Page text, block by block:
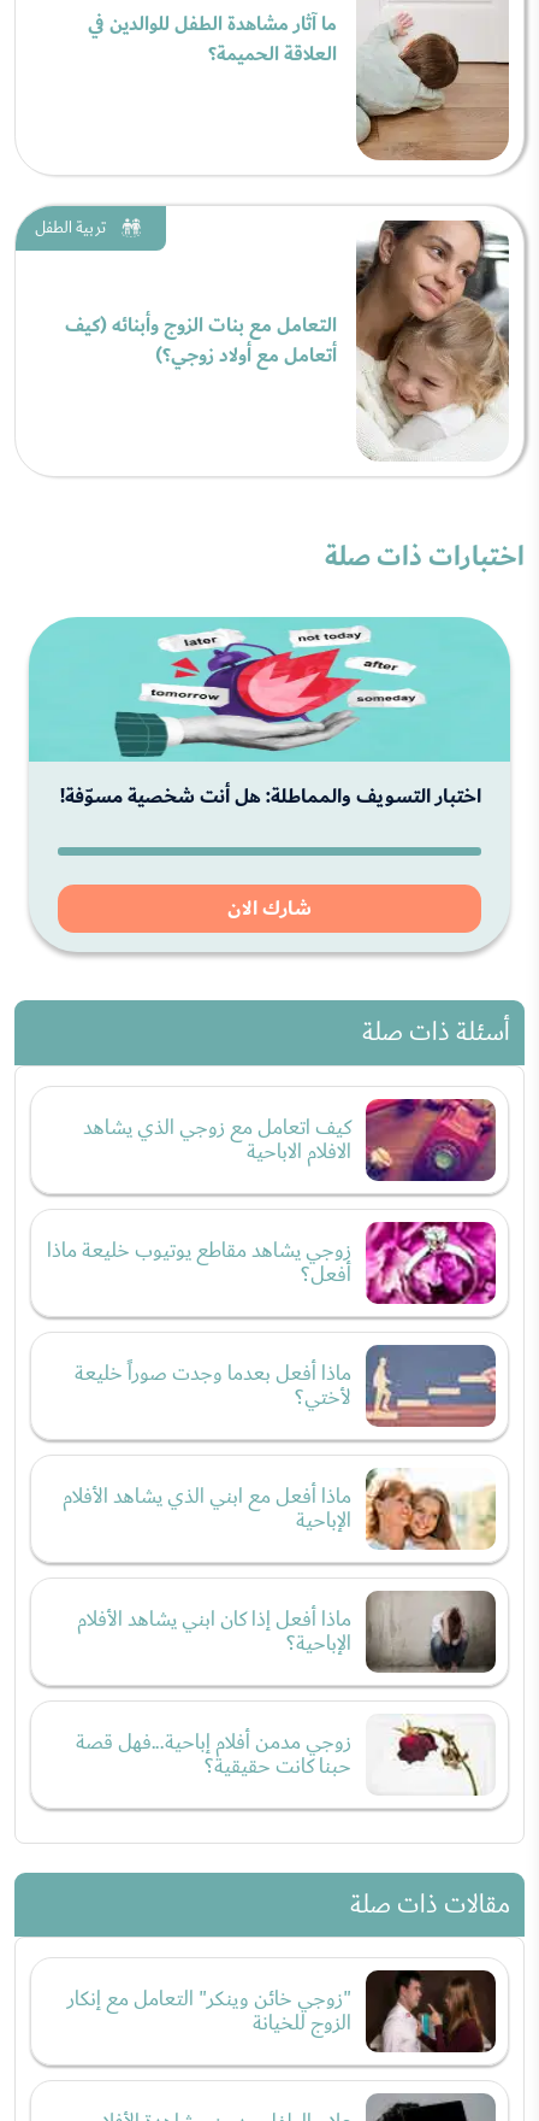
ما آثار مشاهدة الطفل للوالدين في
العلاقة الحميمة؟
تربية الطفل
التعامل مع بنات الزوج وأبنائه (كيف
أتعامل مع أولاد زوجي؟)
اختبارات ذات صلة
اختبار التسويف والمماطلة: هل أنت شخصية مسوّفة!
شارك الان
أسئلة ذات صلة
كيف اتعامل مع زوجي الذي يشاهد
الافلام الاباحية
زوجي يشاهد مقاطع يوتيوب خليعة ماذا
أفعل؟
ماذا أفعل بعدما وجدت صوراً خليعة
لأختي؟
ماذا أفعل مع ابني الذي يشاهد الأفلام
الإباحية
ماذا أفعل إذا كان ابني يشاهد الأفلام
الإباحية؟
زوجي مدمن أفلام إباحية...فهل قصة
حبنا كانت حقيقية؟
مقالات ذات صلة
"زوجي خائن وينكر" التعامل مع إنكار
الزوج للخيانة